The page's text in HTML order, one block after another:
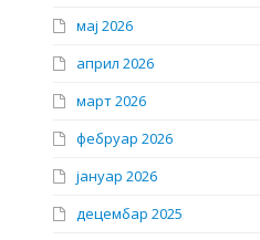
мај 2026
април 2026
март 2026
фебруар 2026
јануар 2026
децембар 2025